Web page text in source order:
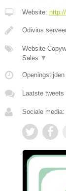
Website:
Odivius
Website
Sales ▼
Openingstijden
Laatste tweets
Sociale media: